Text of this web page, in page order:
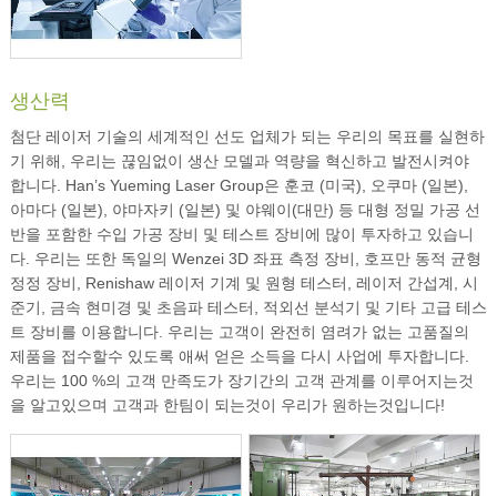
생산력
첨단 레이저 기술의 세계적인 선도 업체가 되는 우리의 목표를 실현하
기 위해, 우리는 끊임없이 생산 모델과 역량을 혁신하고 발전시켜야
합니다. Han’s Yueming Laser Group은 훈코 (미국), 오쿠마 (일본),
아마다 (일본), 야마자키 (일본) 및 야웨이(대만) 등 대형 정밀 가공 선
반을 포함한 수입 가공 장비 및 테스트 장비에 많이 투자하고 있습니
다. 우리는 또한 독일의 Wenzei 3D 좌표 측정 장비, 호프만 동적 균형
정정 장비, Renishaw 레이저 기계 및 원형 테스터, 레이저 간섭계, 시
준기, 금속 현미경 및 초음파 테스터, 적외선 분석기 및 기타 고급 테스
트 장비를 이용합니다. 우리는 고객이 완전히 염려가 없는 고품질의
제품을 접수할수 있도록 애써 얻은 소득을 다시 사업에 투자합니다.
우리는 100 %의 고객 만족도가 장기간의 고객 관계를 이루어지는것
을 알고있으며 고객과 한팀이 되는것이 우리가 원하는것입니다!